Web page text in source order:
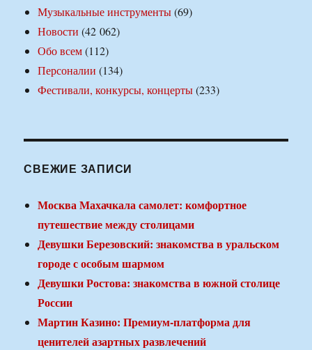
Музыкальные инструменты(69)
Новости (42 062)
Обо всем(112)
Персоналии (134)
Фестивали, конкурсы, концерты(233)
СВЕЖИЕ ЗАПИСИ
Москва Махачкала самолет: комфортное
путешествие между столицами
Девушки Березовский: знакомства в уральском
городе с особым шармом
Девушки Ростова: знакомства в южной столице
России
Мартин Казино: Премиум-платформа для
ценителей азартных развлечений